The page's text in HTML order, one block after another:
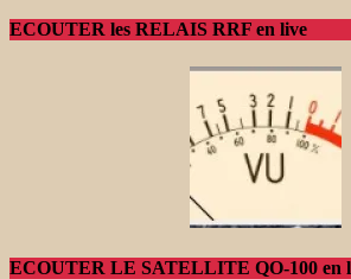
ECOUTER les RELAIS RRF en live
ECOUTER LE SATELLITE QO-100 en